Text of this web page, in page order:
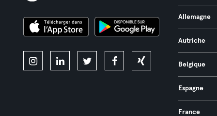
Allemagne
Autriche
Belgique
Espagne
France